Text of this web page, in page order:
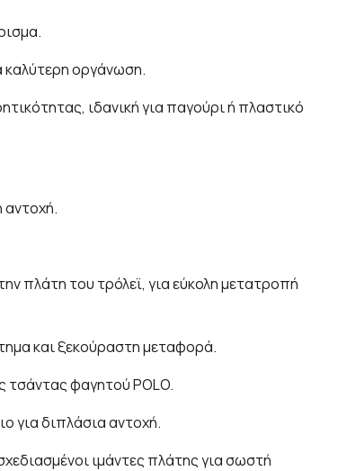
καλύτερη οργάνωση.
ιδανική για παγούρι ή πλαστικό
αντοχή.
πλάτη του τρόλεϊ, για εύκολη μετατροπή
και ξεκούραστη μεταφορά.
τσάντας φαγητού POLO.
για διπλάσια αντοχή.
ιμάντες πλάτης για σωστή